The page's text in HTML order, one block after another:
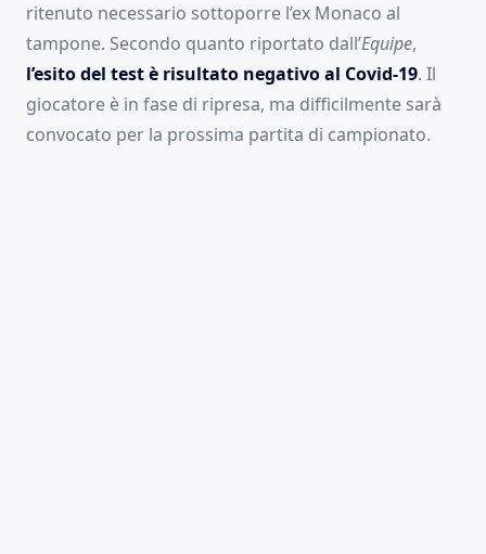
ritenuto necessario sottoporre l’ex Monaco al
tampone. Secondo quanto riportato dall’Equipe,
l’esito del test è risultato negativo al Covid-19. Il
giocatore è in fase di ripresa, ma difficilmente sarà
convocato per la prossima partita di campionato.